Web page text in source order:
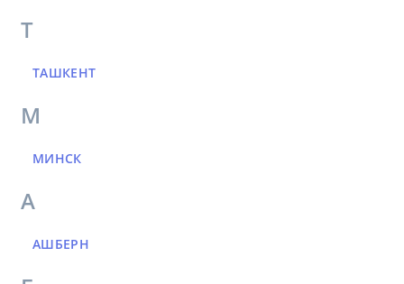
Т
ТАШКЕНТ
М
МИНСК
А
АШБЕРН